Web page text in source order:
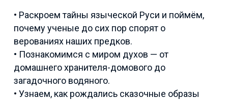
• Раскроем тайны языческой Руси и поймём,
почему ученые до сих пор спорят о
верованиях наших предков.
• Познакомимся с миром духов — от
домашнего хранителя-домового до
загадочного водяного.
• Узнаем, как рождались сказочные образы